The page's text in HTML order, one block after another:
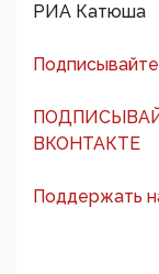
РИА Катюша
ВКОНТАКТЕ
Поддержать